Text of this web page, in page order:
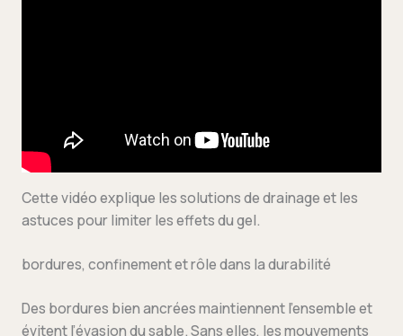
Cette vidéo explique les solutions de drainage et les
astuces pour limiter les effets du gel.
bordures, confinement et rôle dans la durabilité
Des bordures bien ancrées maintiennent l’ensemble et
évitent l’évasion du sable. Sans elles, les mouvements